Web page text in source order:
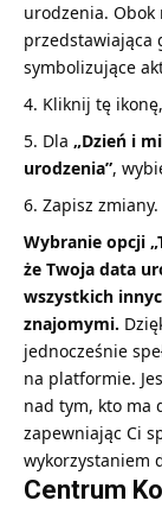
urodzenia.
przedstawiająca
symbolizujące
Kliknij tę
Dla „Dzień i
urodzenia”,
Zapisz zmiany.
Wybranie opcji
że Twoja data
wszystkich
znajomymi.
jednocześnie
na platformie.
nad tym, kto ma
zapewniając Ci
wykorzystaniem
Centrum